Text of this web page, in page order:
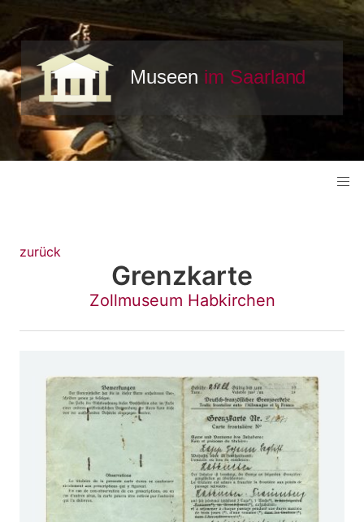
zurück
Grenzkarte
Zollmuseum Habkirchen